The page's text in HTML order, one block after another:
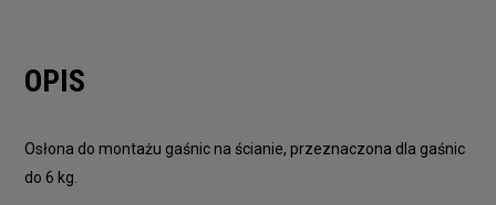
OPIS
Osłona do montażu gaśnic na ścianie, przeznaczona dla gaśnic
do 6 kg.